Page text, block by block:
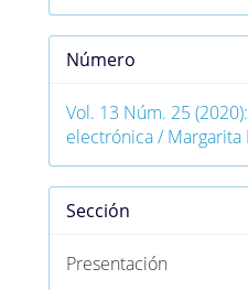
Número
Vol. 13 Núm. 25
electrónica / Margarita
Sección
Presentación